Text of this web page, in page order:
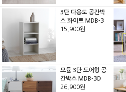
3단 다용도 공간박
스 화이트 MDB-3
15,900원
모듈 3단 도어형 공
간박스 MDB-3D
26,900원